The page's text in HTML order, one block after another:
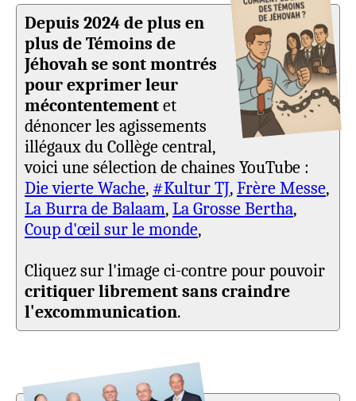
Depuis 2024 de plus en
plus de Témoins de
Jéhovah se sont montrés
pour exprimer leur
mécontentementet
dénoncer les agissements
illégaux du Collège central,
voici une sélection de chaines YouTube :
Die vierte Wache, #Kultur TJ,Frère Messe,
La Burra de Balaam,La Grosse Bertha,
Coup d'œil sur le monde,
Cliquez sur l'image ci-contre pour pouvoir
critiquer librement sans craindre
l'excommunication.